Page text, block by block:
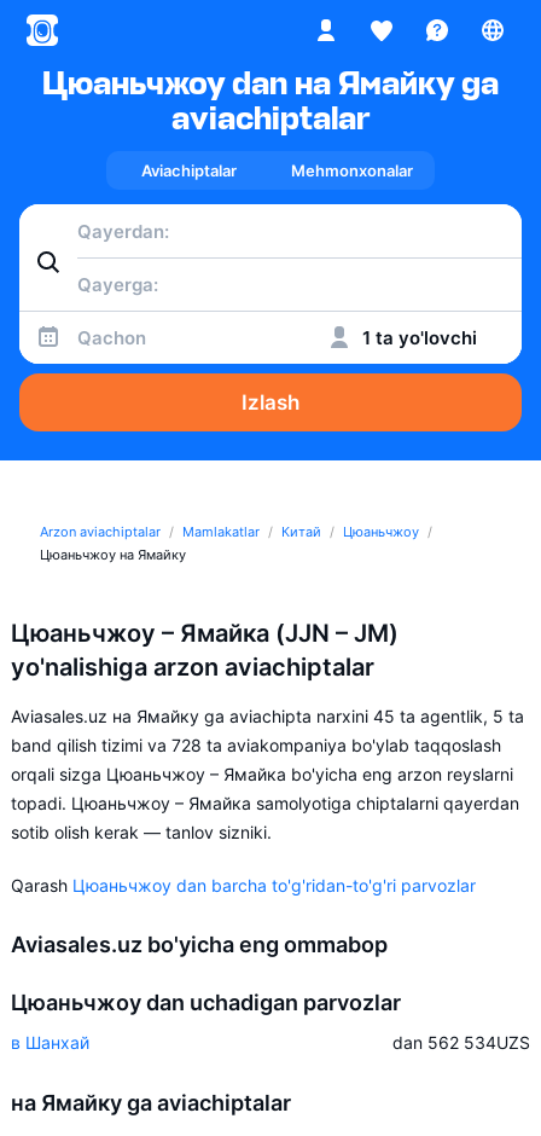
Цюаньчжоу dan на Ямайку ga
aviachiptalar
Aviachiptalar Mehmonxonalar
Qachon 1 ta yo'lovchi
Izlash
Arzon aviachiptalar Mamlakatlar Китай
Цюаньчжоу
Цюаньчжоу на Ямайку
Цюаньчжоу – Ямайка (JJN – JM)
yo'nalishiga arzon aviachiptalar
Aviasales.uz на Ямайку ga aviachipta narxini 45 ta agentlik, 5 ta
band qilish tizimi va 728 ta aviakompaniya bo'ylab taqqoslash
orqali sizga Цюаньчжоу – Ямайка bo'yicha eng arzon reyslarni
topadi. Цюаньчжоу – Ямайка samolyotiga chiptalarni qayerdan
sotib olish kerak — tanlov sizniki.
Qarash Цюаньчжоу dan barcha to'g'ridan-to'g'ri parvozlar
Aviasales.uz bo'yicha eng ommabop
Цюаньчжоу dan uchadigan parvozlar
в Шанхай dan 562 534UZS
на Ямайку ga aviachiptalar